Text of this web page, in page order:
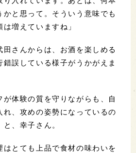
と思って。そういう意味でも
増えていますね」
田さんからは、お酒を楽しめる
誤している様子がうかがえま
が体験の質を守りながらも、自
れ、攻めの姿勢になっているの
、幸子さん。
はとても上品で食材の味わいを